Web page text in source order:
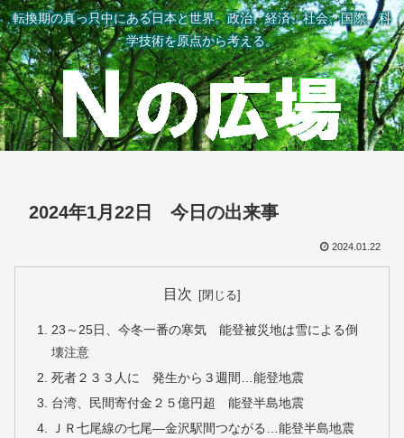
転換期の真っ只中にある日本と世界。政治、経済、社会、国際、科
学技術を原点から考える。
2024年1月22日 今日の出来事
2024.01.22
目次
23～25日、今冬一番の寒気 能登被災地は雪による倒
壊注意
死者２３３人に 発生から３週間…能登地震
台湾、民間寄付金２５億円超 能登半島地震
ＪＲ七尾線の七尾―金沢駅間つながる…能登半島地震